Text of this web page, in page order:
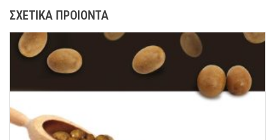
ΣΧΕΤΙΚΑ ΠΡΟΙΟΝΤΑ